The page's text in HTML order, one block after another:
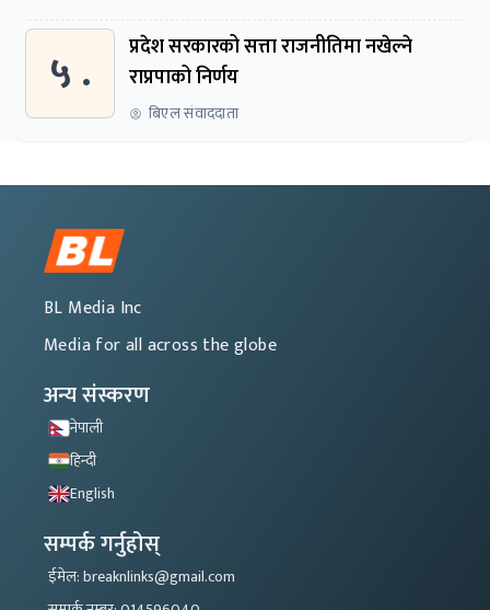
५ .
प्रदेश सरकारको सत्ता राजनीतिमा नखेल्ने
राप्रपाको निर्णय
बिएल संवाददाता
BL Media Inc
Media for all across the globe
अन्य संस्करण
नेपाली
हिन्दी
English
सम्पर्क गर्नुहोस्
ईमेल: breaknlinks@gmail.com